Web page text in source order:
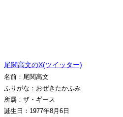
尾関高文のX(ツイッター)
名前：尾関高文
ふりがな：おぜきたかふみ
所属：ザ・ギース
誕生日：1977年8月6日